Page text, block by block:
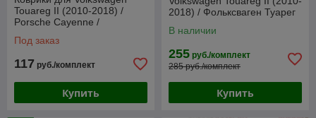
Touareg II (2010-2018) /
Porsche Cayenne /
Кайен
Под заказ
117 руб./комплект
Купить
2018) / Фольксваген Туарег
В наличии
255 руб./комплект
285 руб./комплект
Купить